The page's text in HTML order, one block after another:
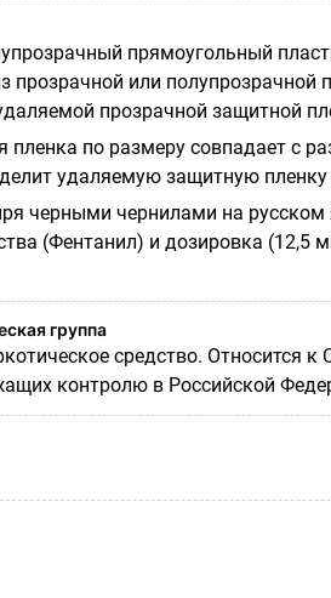
прямоугольный
прозрачной или полупрозрачной
прозрачной защитной
пленка по размеру совпадает с
удаляемую защитную пленку
черными чернилами на русском
(Фентанил) и дозировка (12,5
группа
средство. Относится
контролю в Российской